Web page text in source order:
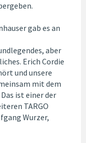
gab es an
aber
Erich Cordie
und unsere
mit dem
ist einer der
TARGO
Wurzer,